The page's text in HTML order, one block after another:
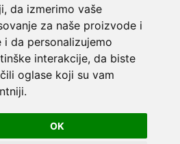
, da izmerimo vaše
za naše proizvode i
i da personalizujemo
interakcije, da biste
oglase koji su vam
.
OK
na engleskom?